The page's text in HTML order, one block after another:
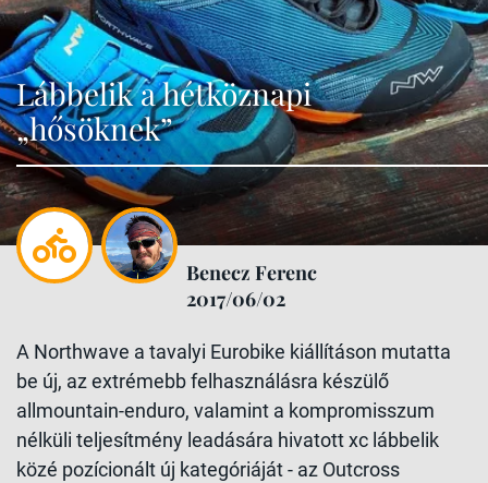
Lábbelik a hétköznapi
„hősöknek”
Benecz Ferenc
2017/06/02
A Northwave a tavalyi Eurobike kiállításon mutatta
be új, az extrémebb felhasználásra készülő
allmountain-enduro, valamint a kompromisszum
nélküli teljesítmény leadására hivatott xc lábbelik
közé pozícionált új kategóriáját - az Outcross